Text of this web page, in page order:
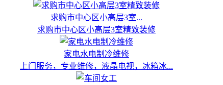
求购市中心区小高层3室...
求购市中心区小高层3室精致装修
家电水电制冷维修
上门服务，专业维修，液晶电视，冰箱冰...